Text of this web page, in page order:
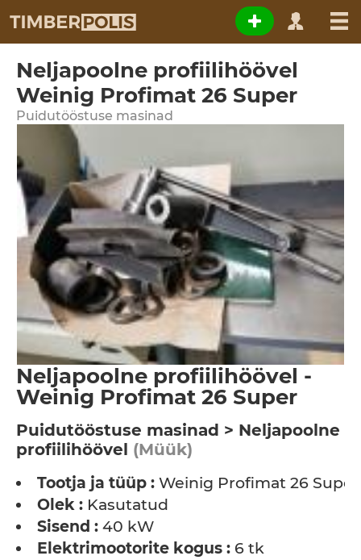
Neljapoolne profiilihöövel
Weinig Profimat 26 Super
Puidutööstuse masinad
Neljapoolne profiilihöövel -
Weinig Profimat 26 Super
Puidutööstuse masinad > Neljapoolne
profiilihöövel (Müük)
Tootja ja tüüp : Weinig Profimat 26 Super
Olek : Kasutatud
Sisend : 40 kW
Elektrimootorite kogus : 6 tk